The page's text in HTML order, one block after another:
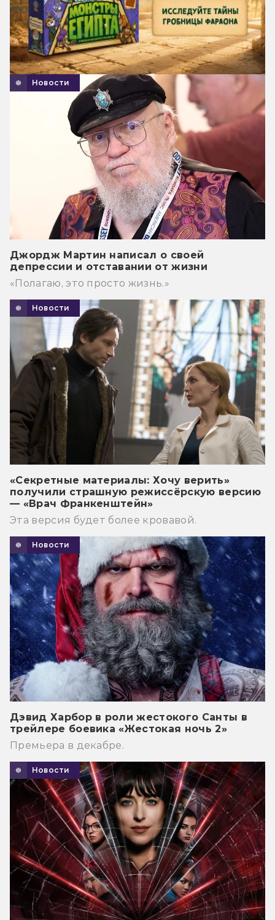
Новости
Джордж Мартин написал о своей
депрессии и отставании от жизни
«Полагаю, это просто жизнь.»
Новости
«Секретные материалы: Хочу верить»
получили страшную режиссёрскую версию
— «Врач Франкенштейн»
Эта версия будет более кровавой.
Новости
Дэвид Харбор в роли жестокого Санты в
трейлере боевика «Жестокая ночь 2»
Премьера в декабре.
Новости